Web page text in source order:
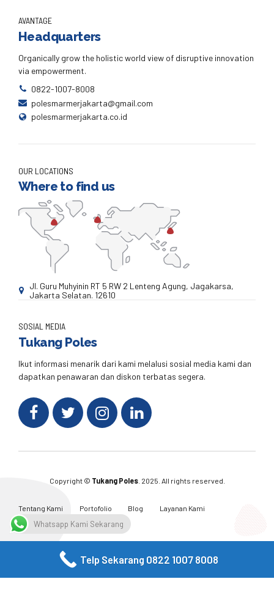
AVANTAGE
Headquarters
Organically grow the holistic world view of disruptive innovation
via empowerment.
0822-1007-8008
polesmarmerjakarta@gmail.com
polesmarmerjakarta.co.id
OUR LOCATIONS
Where to find us
Jl. Guru Muhyinin RT 5 RW 2 Lenteng Agung, Jagakarsa,
Jakarta Selatan. 12610
SOSIAL MEDIA
Tukang Poles
Ikut informasi menarik dari kami melalusi sosial media kami dan
dapatkan penawaran dan diskon terbatas segera.
Copyright © Tukang Poles. 2025. All rights reserved.
Tentang Kami Portofolio Blog
Layanan Kami
Kontak Kami
Facebook Twitter Instagram Email
Whatsapp Kami Sekarang
Telp Sekarang 0822 1007 8008